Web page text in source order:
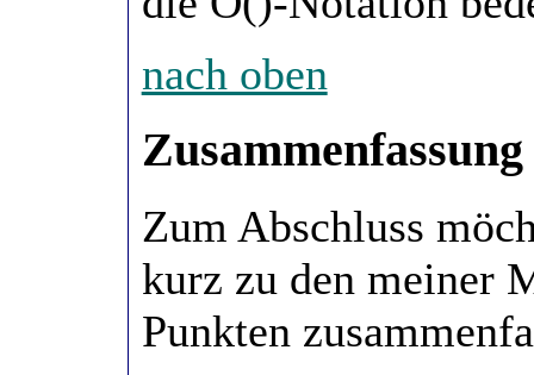
nach oben
Zusammenfassung
Zum Abschluss
kurz zu den meiner
Punkten